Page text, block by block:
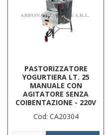
PASTORIZZATORE
YOGURTIERA LT. 25
MANUALE CON
AGITATORE SENZA
COIBENTAZIONE - 220V
Cod: CA20304